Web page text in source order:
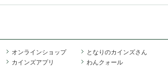
オンラインショップ
カインズアプリ
となりのカインズさん
わんクォール